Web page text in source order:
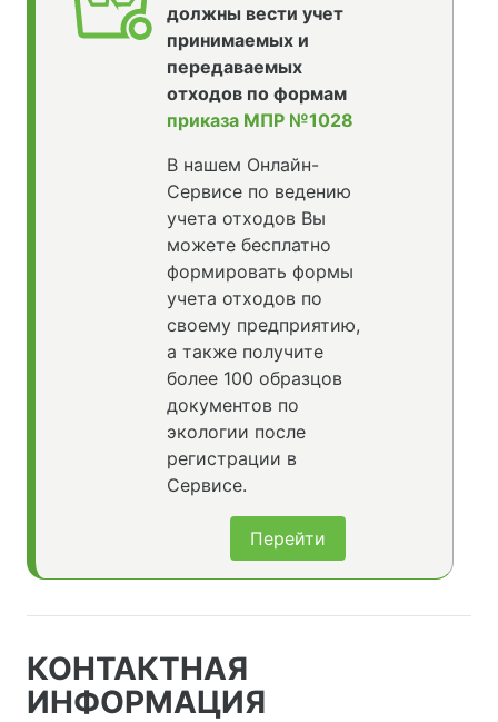
должны вести учет
принимаемых и
передаваемых
отходов по формам
приказа МПР №1028
В нашем Онлайн-
Сервисе по ведению
учета отходов Вы
можете бесплатно
формировать формы
учета отходов по
своему предприятию,
а также получите
более 100 образцов
документов по
экологии после
регистрации в
Сервисе.
Перейти
КОНТАКТНАЯ
ИНФОРМАЦИЯ